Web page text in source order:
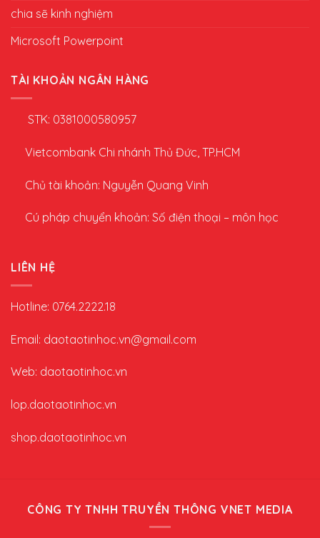
chia sẽ kinh nghiệm
Microsoft Powerpoint
TÀI KHOẢN NGÂN HÀNG
STK: 0381000580957
Vietcombank Chi nhánh Thủ Đức, TP.HCM
Chủ tài khoản: Nguyễn Quang Vinh
Cú pháp chuyển khoản: Số điện thoại – môn học
LIÊN HỆ
Hotline: 0764.2222.18
Email: daotaotinhoc.vn@gmail.com
Web: daotaotinhoc.vn
lop.daotaotinhoc.vn
shop.daotaotinhoc.vn
CÔNG TY TNHH TRUYỀN THÔNG VNET MEDIA